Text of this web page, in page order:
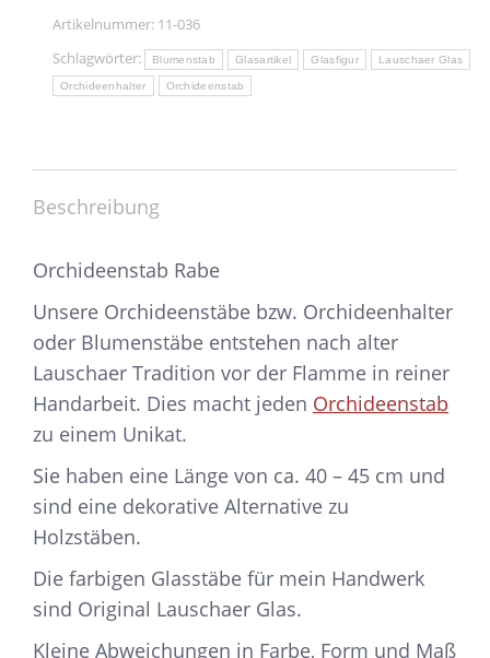
Artikelnummer: 11-036
Schlagwörter:
Blumenstab Glasartikel Glasfigur Lauschaer Glas
Orchideenhalter Orchideenstab
Beschreibung
Orchideenstab Rabe
Unsere Orchideenstäbe bzw. Orchideenhalter
oder Blumenstäbe entstehen nach alter
Lauschaer Tradition vor der Flamme in reiner
Handarbeit. Dies macht jeden Orchideenstab
zu einem Unikat.
Sie haben eine Länge von ca. 40 – 45 cm und
sind eine dekorative Alternative zu
Holzstäben.
Die farbigen Glasstäbe für mein Handwerk
sind Original Lauschaer Glas.
Kleine Abweichungen in Farbe, Form und Maß